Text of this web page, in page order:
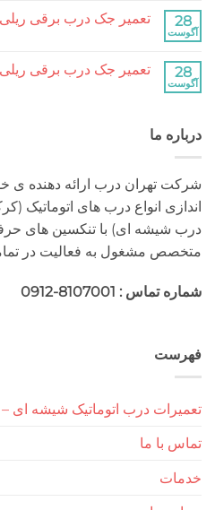
برای
تعمیر
کرکره
برقی
آباد
ثبت
نشده
تعمیر جک درب برقی ریلی جنت
هیچ
برای
تعمیر
جک
درب
جنت
آباد
ثبت
نشده
تعمیر جک درب برقی ریلی سعادت
هیچ
جک
درب
برقی
سعادت
آباد
ما
درب ارائه دهنده ی خدمات
انواع درب های اتوماتیک (کرکره
ای) با تنکسین های حرفه ای و
مشغول به فعالیت در تمامی نقاط
: 8107001-0912
درب اتوماتیک شیشه ای – تعمیر
ما